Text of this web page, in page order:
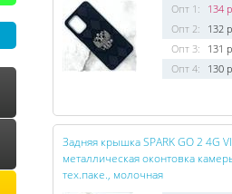
Опт 1:
134
Опт 2:
132
Опт 3:
131
Опт 4:
130
Задняя крышка SPARK GO 2 4G
металлическая оконтовка
тех.паке., молочная